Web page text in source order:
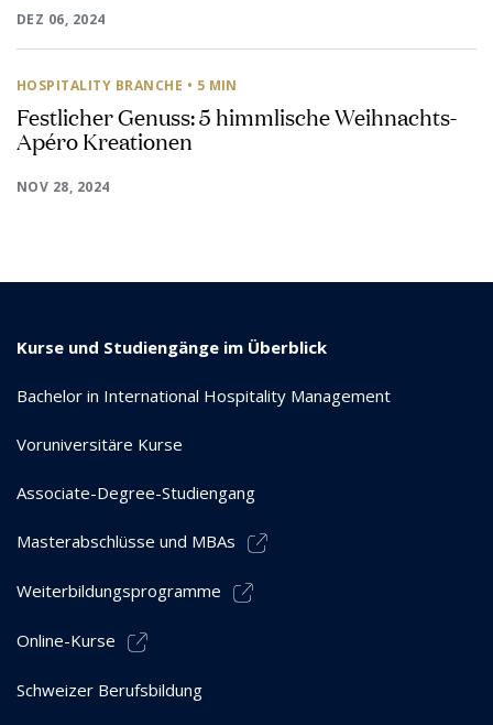
DEZ 06, 2024
HOSPITALITY BRANCHE • 5 MIN
Festlicher Genuss: 5 himmlische Weihnachts-
Apéro Kreationen
NOV 28, 2024
Kurse und Studiengänge im Überblick
Bachelor in International Hospitality Management
Voruniversitäre Kurse
Associate-Degree-Studiengang
Masterabschlüsse und MBAs
Weiterbildungsprogramme
Online-Kurse
Schweizer Berufsbildung